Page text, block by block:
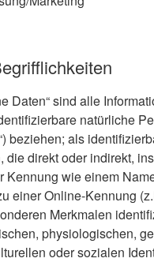
Daten“ sind alle
natürliche
beziehen; als
die direkt oder indirekt,
Kennung wie einem
einer Online-Kennung
Merkmalen
physiologischen,
oder sozialen